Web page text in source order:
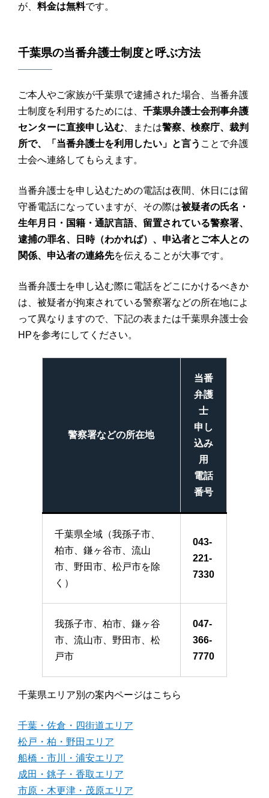
が、 料金は無料です。
千葉県の当番弁護士制度と呼ぶ方法
ご本人やご家族が千葉県で逮捕された場合、当番弁護
士制度を利用するためには、 千葉県弁護士会刑事弁護
センターに直接申し込む、または警察、検察庁、裁判
所で、「当番弁護士を利用したい」と言う ことで弁護
士会へ連絡してもらえます。
当番弁護士を申し込むための電話は夜間、休日には留
守番電話になっていますが、その際は被疑者の氏名・
生年月日・国籍・通訳言語、留置されている警察署、
逮捕の罪名、日時（わかれば）、申込者とご本人との
関係、申込者の連絡先を伝えることが大事です。
当番弁護士を申し込む際に電話をどこにかけるべきか
は、被疑者が拘束されている警察署などの所在地によ
って異なりますので、下記の表または千葉県弁護士会
HPを参考にしてください。
警察署などの所在地
当番
弁護
士
申し
込み
用
電話
番号
千葉県全域（我孫子市、
柏市、鎌ヶ谷市、流山
市、野田市、松戸市を除
く）
043-
221-
7330
我孫子市、柏市、鎌ヶ谷
市、流山市、野田市、松
戸市
047-
366-
7770
千葉県エリア別の案内ページはこちら
千葉・佐倉・四街道エリア
松戸・柏・野田エリア
船橋・市川・浦安エリア
成田・銚子・香取エリア
市原・木更津・茂原エリア